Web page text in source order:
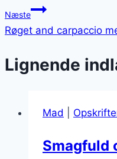
Næste
Røget and carpaccio
Lignende
Mad
Smagfuld